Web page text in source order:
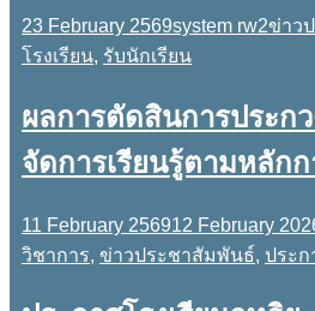
23 February 2569system rw2ข่าว
โรงเรียน, รับนักเรียน
ผลการตัดสินการประก
จัดการเรียนรู้ตามหลัก
ประการ สถานศึกษาวิถี
ทธิยะวรรณาลัย ๒ ประจ
11 February 256912 February
วิชาการ, ข่าวประชาสัมพันธ์, ประก